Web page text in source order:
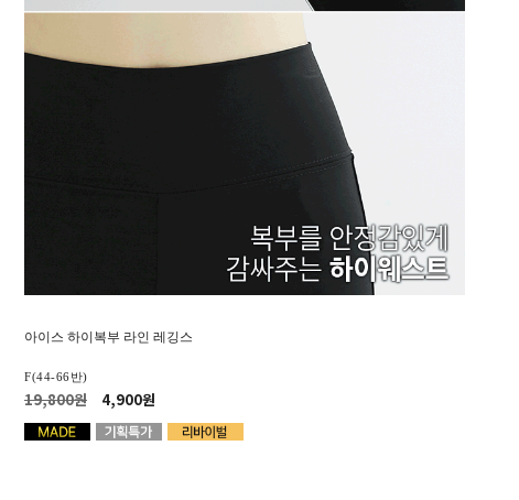
아이스 하이복부 라인 레깅스
F(44-66반)
19,800원 4,900원